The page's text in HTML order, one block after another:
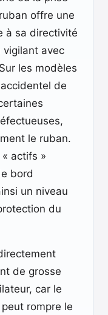
offre une
à sa directivité
vigilant avec
les modèles
de
le ruban.
actifs »
bord
un niveau
du
de grosse
car le
rompre le